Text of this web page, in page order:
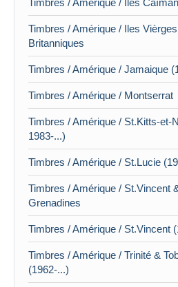
Timbres / Amérique / Iles Vièrges
Britanniques
Timbres / Amérique / Jamaique
Timbres / Amérique / Montserrat
Timbres / Amérique / St.Kitts-et-
1983-...)
Timbres / Amérique / St.Lucie
Timbres / Amérique / St.Vincent
Grenadines
Timbres / Amérique / St.Vincent
Timbres / Amérique / Trinité &
(1962-...)